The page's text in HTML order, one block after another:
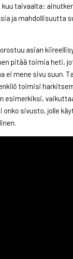
taivaalta:
ja mahdollisuutta
asian
pitää toimia heti,
ei mene sivu suun.
toimisi
esimerkiksi,
sivusto, jolle